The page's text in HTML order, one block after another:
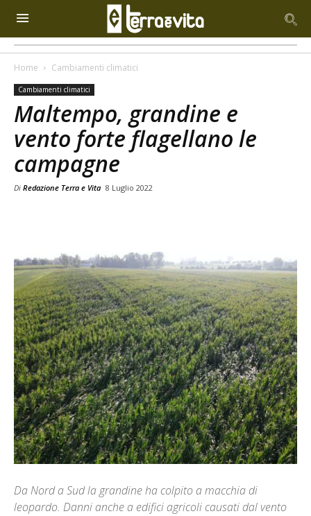
Home Cambiamenti climatici
Cambiamenti climatici
Maltempo, grandine e
vento forte flagellano le
campagne
Di Redazione Terra e Vita 8 Luglio 2022
Da Nord a Sud la grandine ha colpito a macchia di
leopardo. Danni anche a edifici agricoli causati dal vento